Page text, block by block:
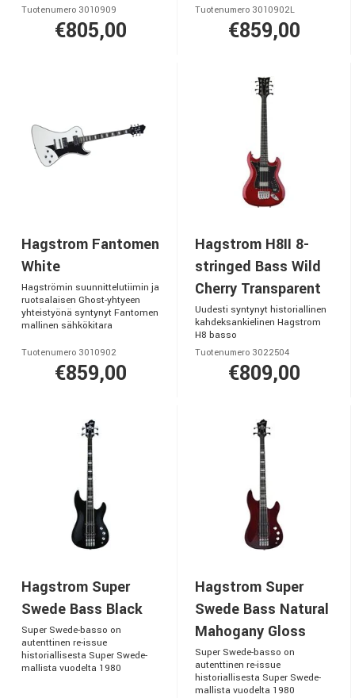
Tuotenumero 3010909
€805,00
Tuotenumero 3010902L
€859,00
Hagstrom Fantomen
White
Hagströmin suunnittelutiimin ja
ruotsalaisen Ghost-yhtyeen
yhteistyönä syntynyt Fantomen
mallinen sähkökitara
Tuotenumero 3010902
€859,00
Hagstrom H8II 8-
stringed Bass Wild
Cherry Transparent
Uudesti syntynyt historiallinen
kahdeksankielinen Hagstrom
H8 basso
Tuotenumero 3022504
€809,00
Hagstrom Super
Swede Bass Black
Super Swede-basso on
autenttinen re-issue
historiallisesta Super Swede-
mallista vuodelta 1980
Hagstrom Super
Swede Bass Natural
Mahogany Gloss
Super Swede-basso on
autenttinen re-issue
historiallisesta Super Swede-
mallista vuodelta 1980